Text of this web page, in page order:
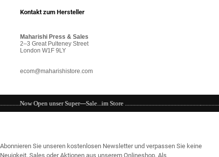
Kontakt zum Hersteller
Maharishi Press & Sales
2–3 Great Pulteney Street
London W1F 9LY
ecom@maharishistore.com
Super---Sale...im Store
Abonnieren Sie unseren kostenlosen Newsletter und verpassen Sie keine
Neuigkeit, Sales oder Aktionen aus unserem Onlineshop. Als